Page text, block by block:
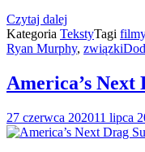
Czytaj dalej
Kategoria TekstyTagi filmy
Ryan Murphy, związki
America’s Next
27 czerwca 202011 lipca